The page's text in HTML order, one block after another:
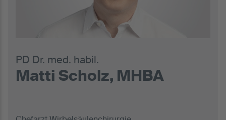
PD Dr. med. habil.
Matti Scholz, MHBA